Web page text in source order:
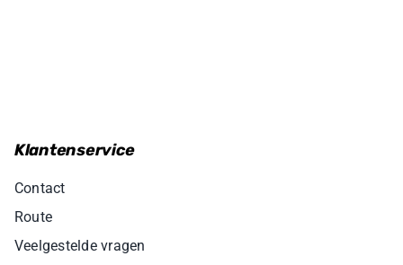
Klantenservice
Contact
Route
Veelgestelde vragen